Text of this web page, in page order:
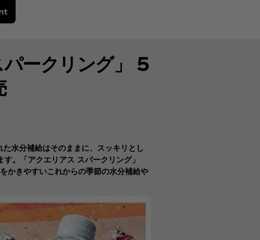
ークリング」 5
水分補給はそのままに、スッキリとし
。「アクエリアス スパークリング」
かきやすいこれからの季節の水分補給や